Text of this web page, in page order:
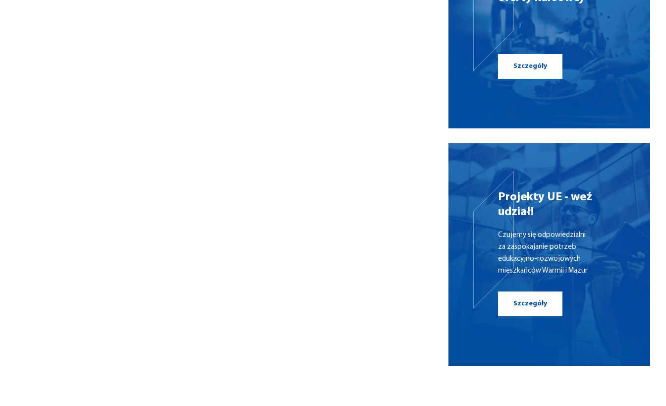
Szczegóły
Projekty UE - weź
udział!
Czujemy się odpowiedzialni
za zaspokajanie potrzeb
edukacyjno-rozwojowych
mieszkańców Warmii i Mazur
Szczegóły